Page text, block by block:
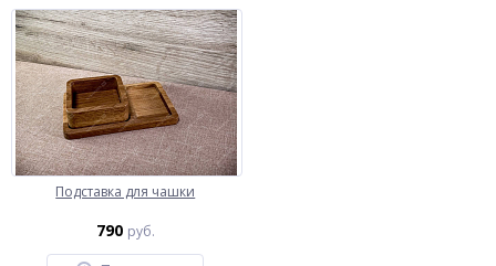
Подставка для чашки
790 руб.